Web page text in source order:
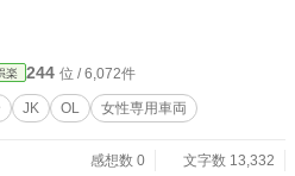
楽 244 位 / 6,072件
JK OL 女性専用車両
感想数 0
文字数 13,332